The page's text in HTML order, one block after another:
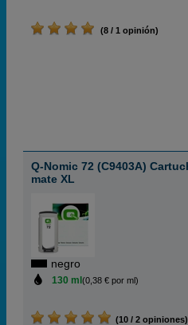
(8 / 1 opinión)
Q-Nomic 72 (C9403A)
mate XL
negro
130 ml (0,38 € por ml)
(10 / 2 opiniones)